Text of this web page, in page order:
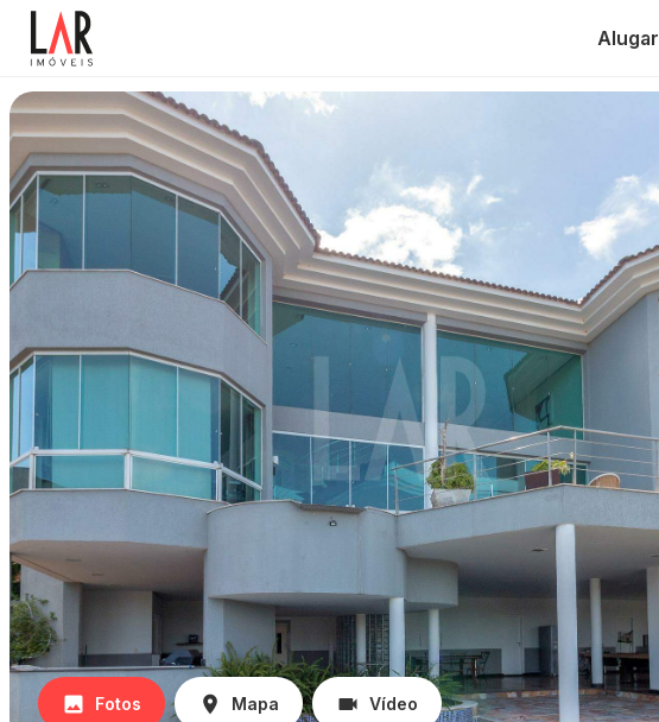
Alugar
Fotos Mapa Vídeo